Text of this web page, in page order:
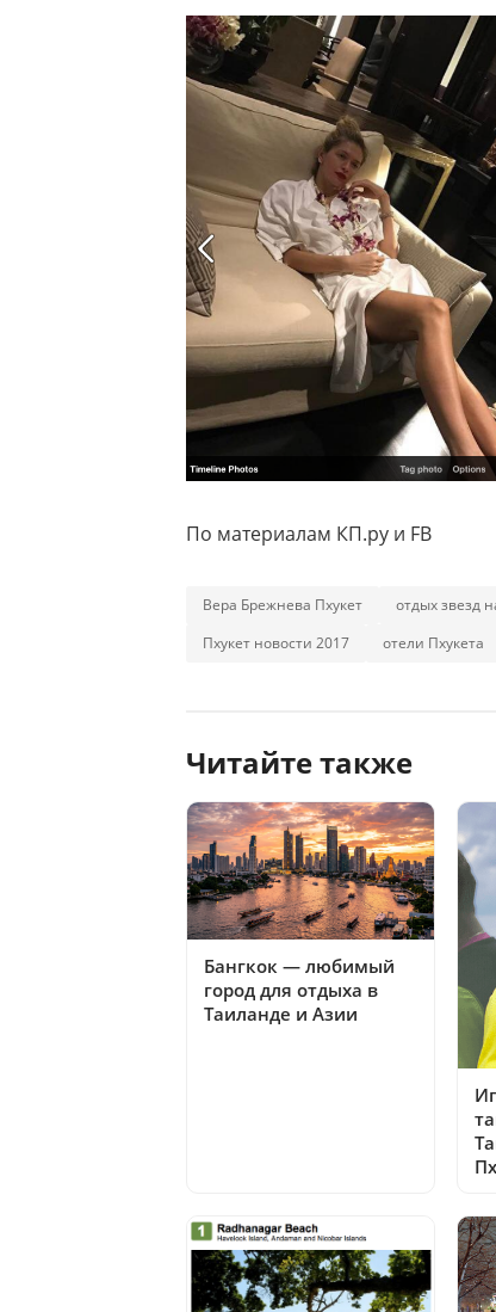
По материалам КП.ру и FB
Вера Брежнева Пхукет отдых звезд
Пхукет новости 2017
отели Пхукета
Читайте также
Бангкок — любимый
город для отдыха в
Таиланде и Азии